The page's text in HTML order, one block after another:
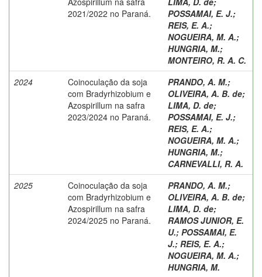
2021/2022 no Paraná.
POSSAMAI, E. J.;
REIS, E. A.;
NOGUEIRA, M. A.;
HUNGRIA, M.;
MONTEIRO, R. A. C.
2024
Coinoculação da soja
com Bradyrhizobium e
Azospirillum na safra
2023/2024 no Paraná.
PRANDO, A. M.;
OLIVEIRA, A. B. de;
LIMA, D. de;
POSSAMAI, E. J.;
REIS, E. A.;
NOGUEIRA, M. A.;
HUNGRIA, M.;
CARNEVALLI, R. A.
2025
Coinoculação da soja
com Bradyrhizobium e
Azospirillum na safra
2024/2025 no Paraná.
PRANDO, A. M.;
OLIVEIRA, A. B. de;
LIMA, D. de;
RAMOS JUNIOR, E.
U.; POSSAMAI, E.
J.; REIS, E. A.;
NOGUEIRA, M. A.;
HUNGRIA, M.